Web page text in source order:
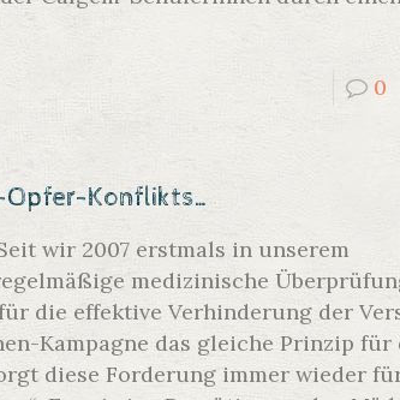
0
Opfer-Konflikts…
wir 2007 erstmals in unserem
medizinische
die effektive Verhinderung der
Kampagne das gleiche Prinzip für
diese Forderung immer wieder